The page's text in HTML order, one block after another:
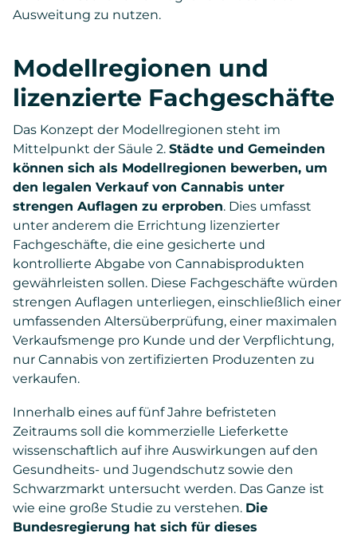
Ausweitung zu nutzen.
Modellregionen und
lizenzierte Fachgeschäfte
Das Konzept der Modellregionen steht im
Mittelpunkt der Säule 2. Städte und Gemeinden
können sich als Modellregionen bewerben, um
den legalen Verkauf von Cannabis unter
strengen Auflagen zu erproben. Dies umfasst
unter anderem die Errichtung lizenzierter
Fachgeschäfte, die eine gesicherte und
kontrollierte Abgabe von Cannabisprodukten
gewährleisten sollen. Diese Fachgeschäfte würden
strengen Auflagen unterliegen, einschließlich einer
umfassenden Altersüberprüfung, einer maximalen
Verkaufsmenge pro Kunde und der Verpflichtung,
nur Cannabis von zertifizierten Produzenten zu
verkaufen.
Innerhalb eines auf fünf Jahre befristeten
Zeitraums soll die kommerzielle Lieferkette
wissenschaftlich auf ihre Auswirkungen auf den
Gesundheits- und Jugendschutz sowie den
Schwarzmarkt untersucht werden. Das Ganze ist
wie eine große Studie zu verstehen. Die
Bundesregierung hat sich für dieses